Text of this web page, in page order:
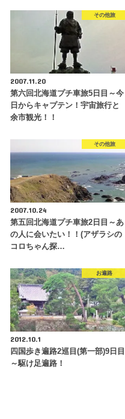
その他旅
2007.11.20
第六回北海道プチ車旅5日目～今
日からキャプテン！宇宙旅行と
余市観光！！
その他旅
2007.10.24
第五回北海道プチ車旅2日目～あ
の人に会いたい！！(アザラシの
コロちゃん探…
お遍路
2012.10.1
四国歩き遍路2巡目(第一部)9日目
～駆け足遍路！